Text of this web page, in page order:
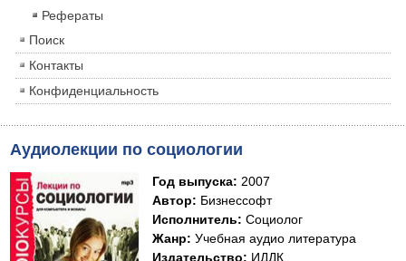
Рефераты
Поиск
Контакты
Конфиденциальность
Аудиолекции по социологии
Год выпуска: 2007
Автор: Бизнессофт
Исполнитель: Социолог
Жанр: Учебная аудио литература
Издательство: ИДДК